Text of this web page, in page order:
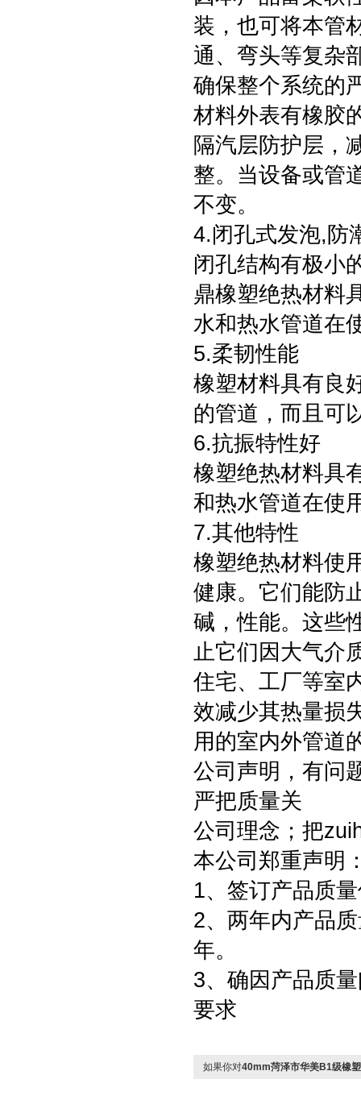
装，也可将本管
通、弯头等复杂
确保整个系统的
材料外表有橡胶
隔汽层防护层，
整。当设备或管
不变。
4.闭孔式发泡,防
闭孔结构有极小
鼎橡塑绝热材料
水和热水管道在
5.柔韧性能
橡塑材料具有良
的管道，而且可
6.抗振特性好
橡塑绝热材料具
和热水管道在使
7.其他特性
橡塑绝热材料使
健康。它们能防
碱，性能。这些
止它们因大气介
住宅、工厂等室
效减少其热量损
用的室内外管道
公司声明，有问
严把质量关
公司理念；把
本公司郑重声明
1、签订产品质
2、两年内产品
年。
3、确因产品质
要求
如果你对40mm菏泽市华美B1级橡